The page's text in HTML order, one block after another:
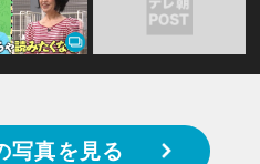
写真を見る